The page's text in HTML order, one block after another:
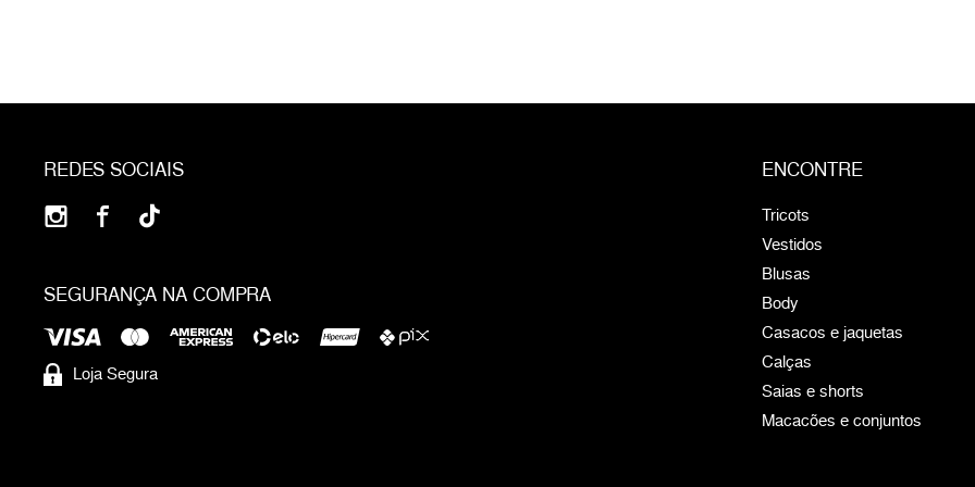
REDES SOCIAIS
SEGURANÇA NA COMPRA
Loja Segura
ENCONTRE
Tricots
Vestidos
Blusas
Body
Casacos e jaquetas
Calças
Saias e shorts
Macacões e conjuntos